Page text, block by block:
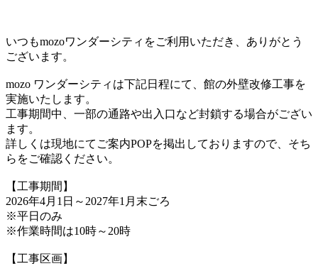
いつもmozoワンダーシティをご利用いただき、ありがとう
ございます。
mozo ワンダーシティは下記日程にて、館の外壁改修工事を
実施いたします。
工事期間中、一部の通路や出入口など封鎖する場合がござい
ます。
詳しくは現地にてご案内POPを掲出しておりますので、そち
らをご確認ください。
【工事期間】
2026年4月1日～2027年1月末ごろ
※平日のみ
※作業時間は10時～20時
【工事区画】